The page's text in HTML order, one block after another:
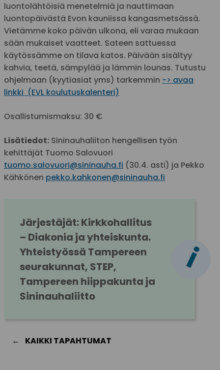
luontolähtöisiä menetelmiä ja nauttimaan
luontopäivästä Evon kauniissa kangasmetsässä.
Vietämme koko päivän ulkona, eli varaa mukaan
sään mukaiset vaatteet. Sateen sattuessa
käytössämme on tilava katos. Päivään sisältyy
kahvia, teetä, sämpylää ja lämmin lounas. Tutustu
ohjelmaan (kyytiasiat yms) tarkemmin -> avaa
linkki (EVL koulutuskalenteri)
Osallistumismaksu: 30 €
Lisätiedot: Sininauhaliiton hengellisen työn
kehittäjät Tuomo Salovuori
tuomo.salovuori@sininauha.fi (30.4. asti) ja Pekko
Kähkönen pekko.kahkonen@sininauha.fi
Järjestäjät: Kirkkohallitus
– Diakonia ja yhteiskunta.
Yhteistyössä Tampereen
seurakunnat, STEP,
Tampereen hiippakunta ja
Sininauhaliitto
i
KAIKKI TAPAHTUMAT